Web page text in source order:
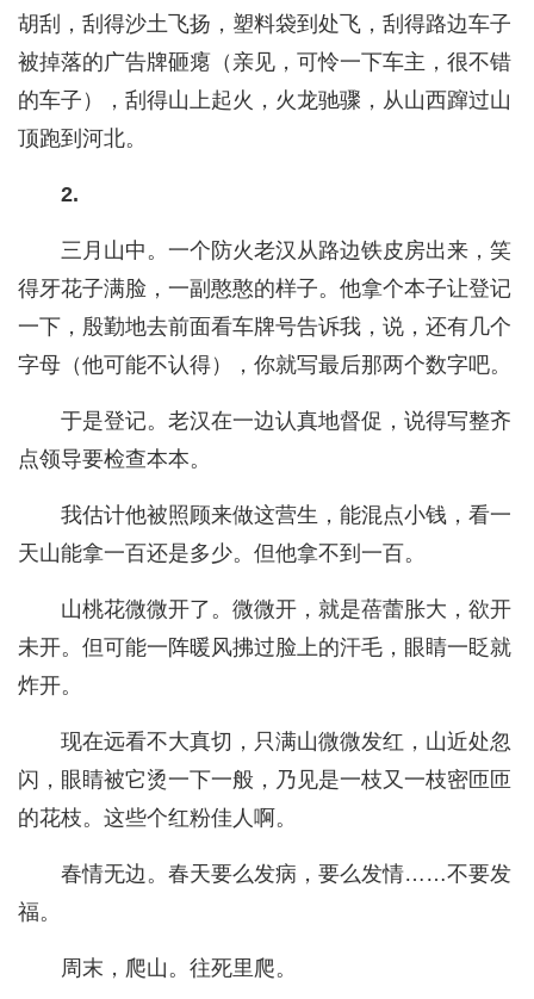
胡刮，刮得沙土飞扬，塑料袋到处飞，刮得路边车子
被掉落的广告牌砸瘪（亲见，可怜一下车主，很不错
的车子），刮得山上起火，火龙驰骤，从山西蹿过山
顶跑到河北。
2.
三月山中。一个防火老汉从路边铁皮房出来，笑
得牙花子满脸，一副憨憨的样子。他拿个本子让登记
一下，殷勤地去前面看车牌号告诉我，说，还有几个
字母（他可能不认得），你就写最后那两个数字吧。
于是登记。老汉在一边认真地督促，说得写整齐
点领导要检查本本。
我估计他被照顾来做这营生，能混点小钱，看一
天山能拿一百还是多少。但他拿不到一百。
山桃花微微开了。微微开，就是蓓蕾胀大，欲开
未开。但可能一阵暖风拂过脸上的汗毛，眼睛一眨就
炸开。
现在远看不大真切，只满山微微发红，山近处忽
闪，眼睛被它烫一下一般，乃见是一枝又一枝密匝匝
的花枝。这些个红粉佳人啊。
春情无边。春天要么发病，要么发情……不要发
福。
周末，爬山。往死里爬。